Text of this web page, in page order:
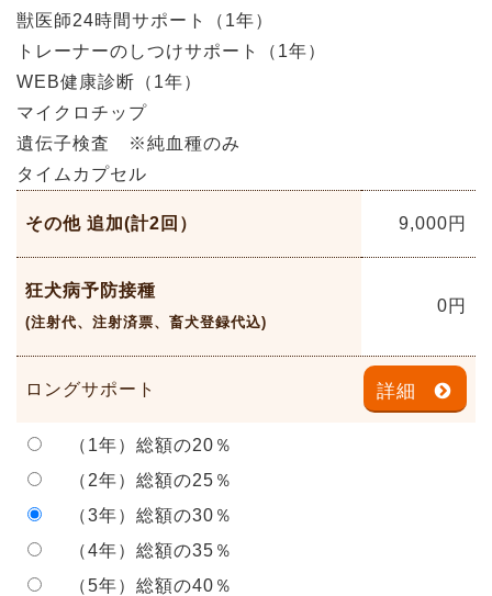
獣医師24時間サポート（1年）
トレーナーのしつけサポート（1年）
WEB健康診断（1年）
マイクロチップ
遺伝子検査 ※純血種のみ
タイムカプセル
その他 追加(計2回） 9,000円
狂犬病予防接種
(注射代、注射済票、畜犬登録代込)
0円
ロングサポート 詳細
（1年）総額の20％
（2年）総額の25％
（3年）総額の30％
（4年）総額の35％
（5年）総額の40％